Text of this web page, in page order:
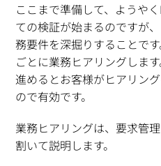
ここまで準備して、ようや
ての検証が始まるのですが
務要件を深掘りすることで
ごとに業務ヒアリングしま
進めるとお客様がヒアリン
ので有効です。
業務ヒアリングは、要求管
割いて説明します。